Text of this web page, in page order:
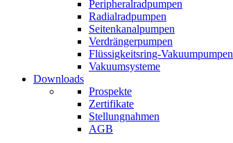
Peripheralradpumpen
Radialradpumpen
Seitenkanalpumpen
Verdrängerpumpen
Flüssigkeitsring-Vakuumpumpen
Vakuumsysteme
Downloads
Prospekte
Zertifikate
Stellungnahmen
AGB